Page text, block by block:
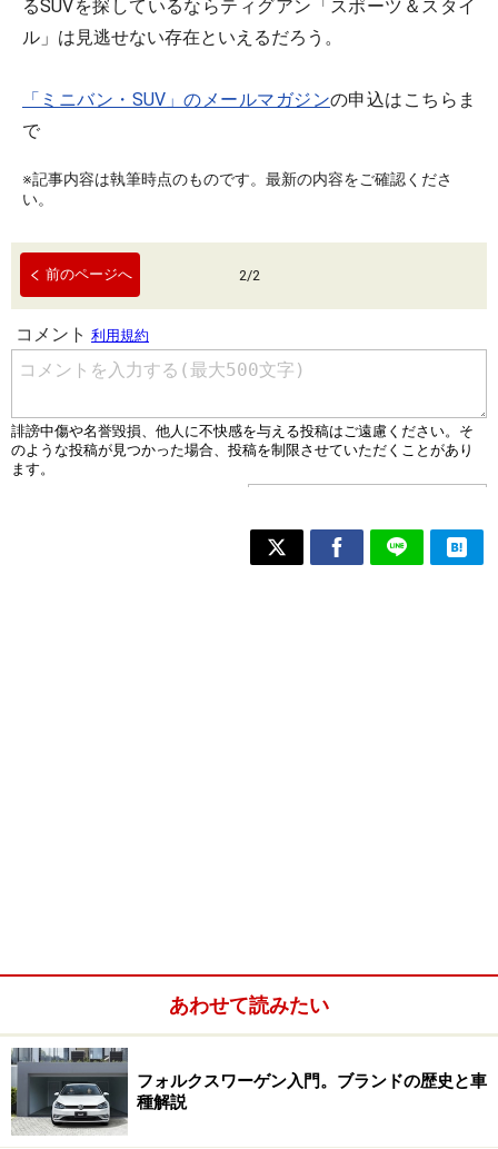
るSUVを探しているならティグアン「スポーツ＆スタイ
ル」は見逃せない存在といえるだろう。
「ミニバン・SUV」のメールマガジンの申込はこちらま
で
※記事内容は執筆時点のものです。最新の内容をご確認くださ
い。
前のページへ 2/2
あわせて読みたい
フォルクスワーゲン入門。ブランドの歴史と車
種解説